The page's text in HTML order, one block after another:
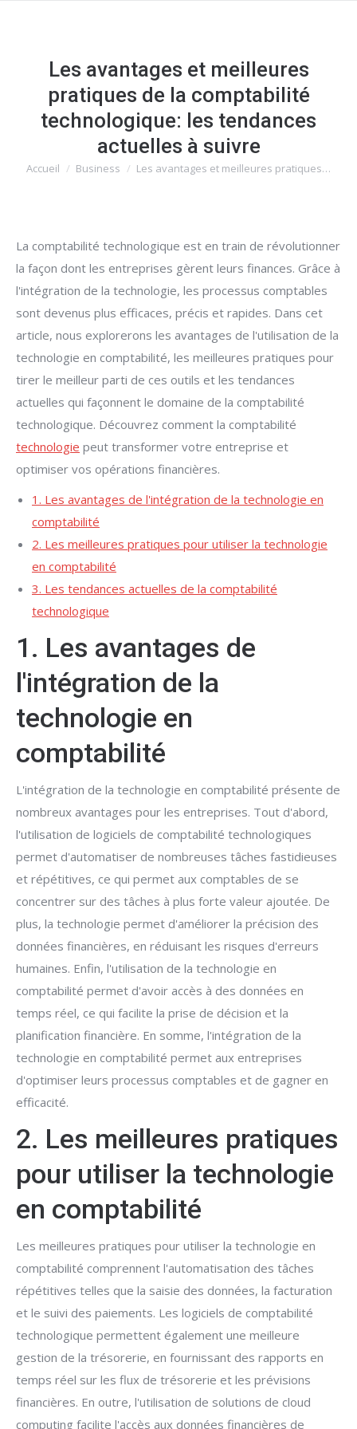
Les avantages et meilleures
pratiques de la comptabilité
technologique: les tendances
actuelles à suivre
Vous êtes ici :
Accueil Business Les avantages et meilleures pratiques…
La comptabilité technologique est en train de révolutionner
la façon dont les entreprises gèrent leurs finances. Grâce à
l'intégration de la technologie, les processus comptables
sont devenus plus efficaces, précis et rapides. Dans cet
article, nous explorerons les avantages de l'utilisation de la
technologie en comptabilité, les meilleures pratiques pour
tirer le meilleur parti de ces outils et les tendances
actuelles qui façonnent le domaine de la comptabilité
technologique. Découvrez comment la comptabilité
technologie peut transformer votre entreprise et
optimiser vos opérations financières.
1. Les avantages de l'intégration de la technologie en
comptabilité
2. Les meilleures pratiques pour utiliser la technologie
en comptabilité
3. Les tendances actuelles de la comptabilité
technologique
1. Les avantages de
l'intégration de la
technologie en
comptabilité
L'intégration de la technologie en comptabilité présente de
nombreux avantages pour les entreprises. Tout d'abord,
l'utilisation de logiciels de comptabilité technologiques
permet d'automatiser de nombreuses tâches fastidieuses
et répétitives, ce qui permet aux comptables de se
concentrer sur des tâches à plus forte valeur ajoutée. De
plus, la technologie permet d'améliorer la précision des
données financières, en réduisant les risques d'erreurs
humaines. Enfin, l'utilisation de la technologie en
comptabilité permet d'avoir accès à des données en
temps réel, ce qui facilite la prise de décision et la
planification financière. En somme, l'intégration de la
technologie en comptabilité permet aux entreprises
d'optimiser leurs processus comptables et de gagner en
efficacité.
2. Les meilleures pratiques
pour utiliser la technologie
en comptabilité
Les meilleures pratiques pour utiliser la technologie en
comptabilité comprennent l'automatisation des tâches
répétitives telles que la saisie des données, la facturation
et le suivi des paiements. Les logiciels de comptabilité
technologique permettent également une meilleure
gestion de la trésorerie, en fournissant des rapports en
temps réel sur les flux de trésorerie et les prévisions
financières. En outre, l'utilisation de solutions de cloud
computing facilite l'accès aux données financières de